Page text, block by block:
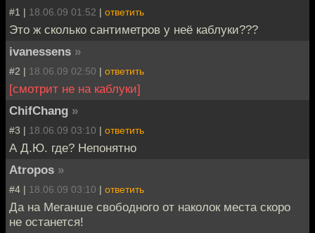
#1 | 18.06.09 01:52 | ответить
Это ж сколько сантиметров у неё каблуки???
ivanessens »
#2 | 18.06.09 02:50 | ответить
[смотрит не на каблуки]
ChifChang »
#3 | 18.06.09 03:10 | ответить
А Д.Ю. где? Непонятно
Atropos »
#4 | 18.06.09 03:10 | ответить
Да на Меганше свободного от наколок места скоро
не останется!